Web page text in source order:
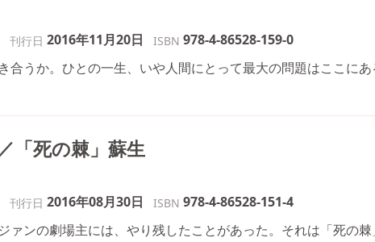
刊行日 2016年11月20日 ISBN 978-4-86528-159-0
合うか。ひとの一生、いや人間にとって最大の問題はここにあ
「死の棘」蘇生
刊行日 2016年08月30日 ISBN 978-4-86528-151-4
ァンの劇場主には、やり残したことがあった。それは「死の